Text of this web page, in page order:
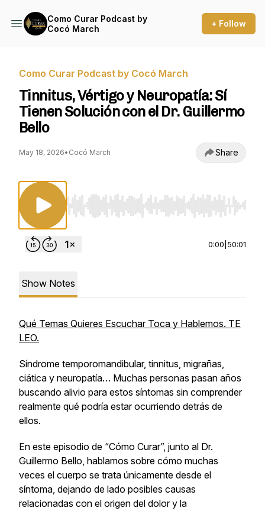
Como Curar Podcast by
Cocó March
+ Follow
Como Curar Podcast by Cocó March
Tinnitus, Vértigo y Neuropatía: Sí
Tienen Solución con el Dr. Guillermo
Bello
May 18, 2026• Cocó March Share
Use Left/Right to seek, Home/End to jump to
0:00 50:01
Show Notes
Qué Temas Quieres Escuchar Toca y Hablemos. TE
LEO.
Síndrome temporomandibular, tinnitus, migrañas,
ciática y neuropatía… Muchas personas pasan años
buscando alivio para estos síntomas sin comprender
realmente qué podría estar ocurriendo detrás de
ellos.
En este episodio de “Cómo Curar”, junto al Dr.
Guillermo Bello, hablamos sobre cómo muchas
veces el cuerpo se trata únicamente desde el
síntoma, dejando de lado posibles causas
relacionadas con el origen del dolor y la